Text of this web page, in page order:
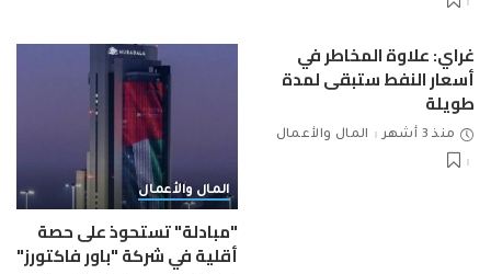
غراي: علاوة المخاطر في
أسعار النفط ستبقى لمدة
طويلة
منذ 3 أشهر المال والأعمال
المال والأعمال
"مبادلة" تستحوذ على حصة
أقلية في شركة "باور فاكتورز"